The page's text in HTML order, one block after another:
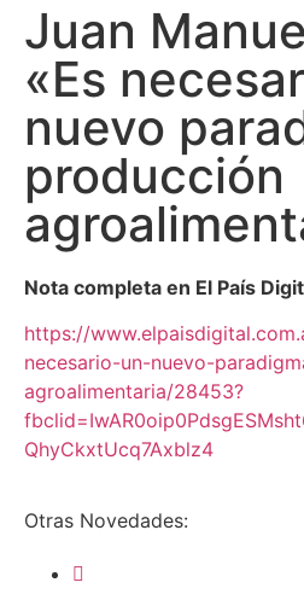
Juan
«Es
nuevo
producción
Nota completa en El País
https://
necesario-un-nuevo-
agroalimentaria/28453?
QhyCkxtUcq7Axblz4
Otras Novedades: